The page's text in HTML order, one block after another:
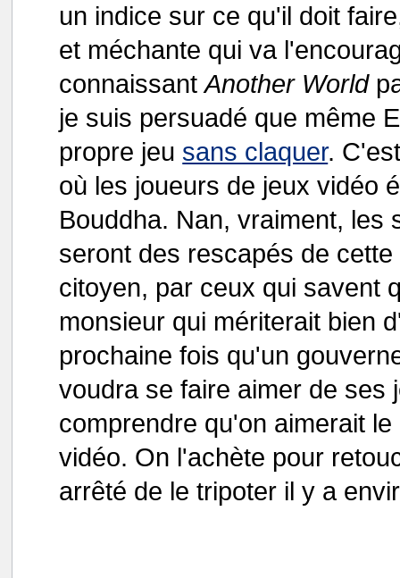
un indice sur ce qu'il doit
et méchante qui va
connaissantAnother World
je suis persuadé que même
propre jeu sans claquer.
où les joueurs de jeux vidéo
Bouddha. Nan, vraiment, les
seront des rescapés de
citoyen, par ceux qui savent
monsieur qui mériterait bien
prochaine fois qu'un
voudra se faire aimer de ses
comprendre qu'on aimerait
vidéo. On l'achète pour
arrêté de le tripoter il y a